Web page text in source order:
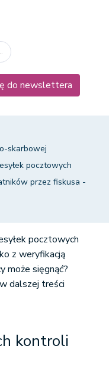
do newslettera
skarbowej
pocztowych
przez fiskusa -
pocztowych
z weryfikacją
może sięgnąć?
dalszej treści
kontroli